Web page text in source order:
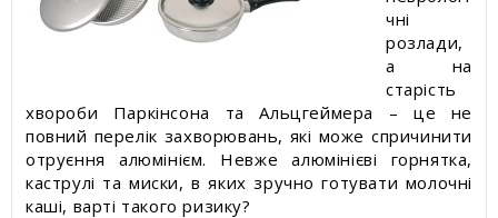
чні
розлади,
а на
старість
хвороби Паркінсона та Альцгеймера – це не
повний перелік захворювань, які може спричинити
отруєння алюмінієм. Невже алюмінієві горнятка,
каструлі та миски, в яких зручно готувати молочні
каші, варті такого ризику?